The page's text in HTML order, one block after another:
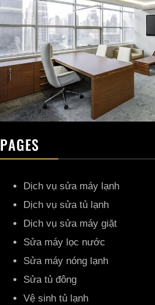
PAGES
Dịch vụ sửa máy lạnh
Dịch vụ sửa tủ lạnh
Dịch vụ sửa máy giặt
Sửa máy lọc nước
Sửa máy nóng lạnh
Sửa tủ đông
Vệ sinh tủ lạnh